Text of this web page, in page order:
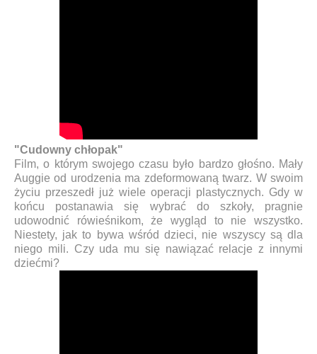
"Cudowny chłopak"
Film, o którym swojego czasu było bardzo głośno. Mały
Auggie od urodzenia ma zdeformowaną twarz. W swoim
życiu przeszedł już wiele operacji plastycznych. Gdy w
końcu postanawia się wybrać do szkoły, pragnie
udowodnić rówieśnikom, że wygląd to nie wszystko.
Niestety, jak to bywa wśród dzieci, nie wszyscy są dla
niego mili. Czy uda mu się nawiązać relacje z innymi
dziećmi?